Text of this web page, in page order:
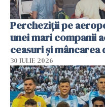
Percheziții pe
unei mari companii
ceasuri și mâncarea
30 IULIE 2026